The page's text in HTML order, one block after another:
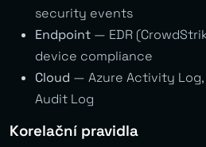
security events
Endpoint — EDR
device compliance
Cloud — Azure Activity Log,
Audit Log
Korelační pravidla